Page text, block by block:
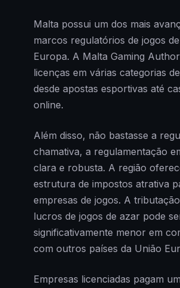
Malta possui um dos mais
marcos regulatórios de jogos
Europa. A Malta Gaming
licenças em várias categorias
desde apostas esportivas até
online.
Além disso, não bastasse a
chamativa, a regulamentação
clara e robusta. A região
estrutura de impostos atrativa
empresas de jogos. A
lucros de jogos de azar pode
significativamente menor em
com outros países da União
Empresas licenciadas pagam